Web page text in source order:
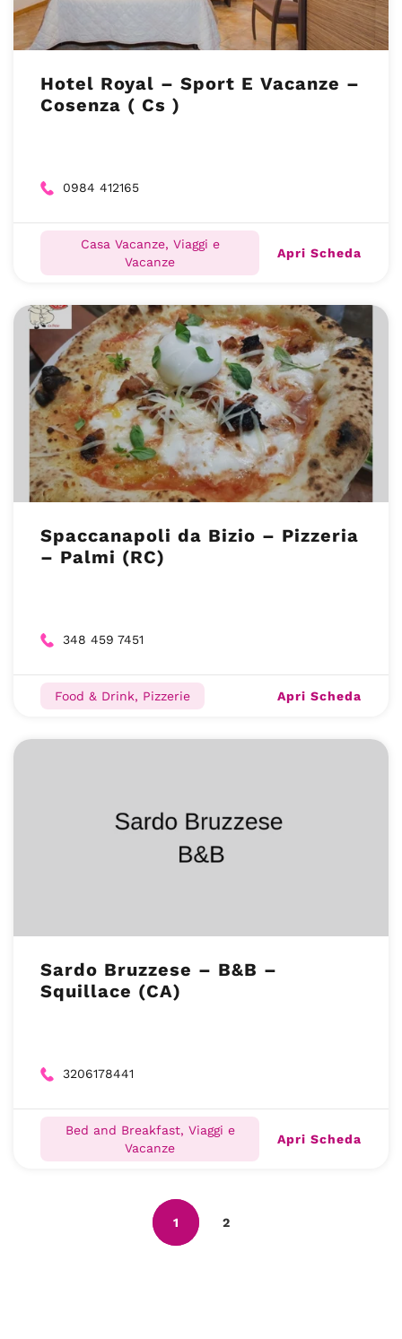
Hotel Royal – Sport E Vacanze –
Cosenza ( Cs )
0984 412165
Casa Vacanze, Viaggi e
Vacanze
Apri Scheda
Spaccanapoli da Bizio – Pizzeria
– Palmi (RC)
348 459 7451
Food & Drink, Pizzerie Apri Scheda
Sardo Bruzzese – B&B –
Squillace (CA)
3206178441
Bed and Breakfast, Viaggi e
Vacanze
Apri Scheda
1 2